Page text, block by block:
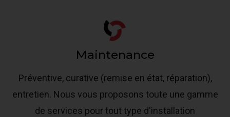
Maintenance
Préventive, curative (remise en état, réparation),
entretien. Nous vous proposons toute une gamme
de services pour tout type d'installation